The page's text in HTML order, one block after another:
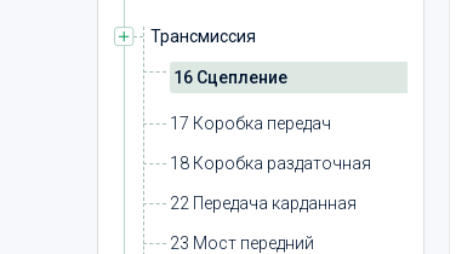
Трансмиссия
16 Сцепление
17 Коробка передач
18 Коробка раздаточная
22 Передача карданная
23 Мост передний